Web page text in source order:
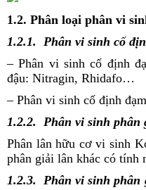
1.2. Phân loại phân vi
1.2.1. Phân vi sinh cố
– Phân vi sinh cố định
đậu: Nitragin, Rhidafo…
– Phân vi sinh cố định
1.2.2. Phân vi sinh phân
Phân lân hữu cơ vi sinh
phân giải lân khác có tính
1.2.3. Phân vi sinh phân